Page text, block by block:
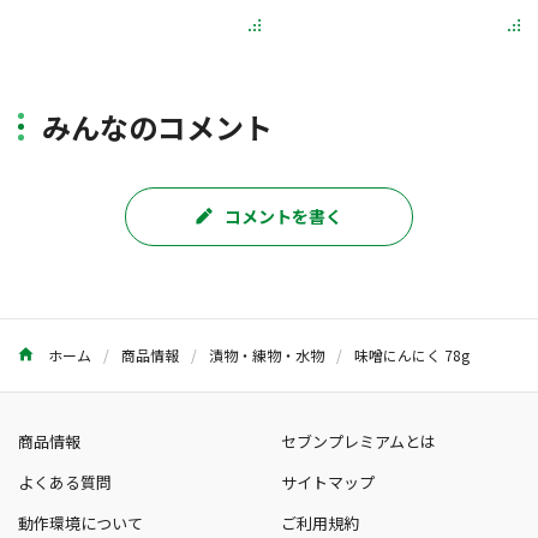
みんなのコメント
コメントを書く
ホーム 商品情報 漬物・練物・水物 味噌にんにく 78g
商品情報
セブンプレミアムとは
よくある質問
サイトマップ
動作環境について
ご利用規約